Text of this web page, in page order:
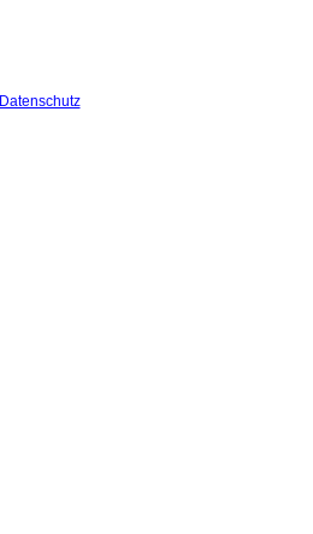
Datenschutz